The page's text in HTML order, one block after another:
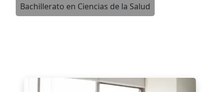
Bachillerato en Ciencias de la Salud